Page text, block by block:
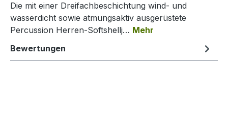
Die mit einer Dreifachbeschichtung wind- und
wasserdicht sowie atmungsaktiv ausgerüstete
Percussion Herren-Softshellj… Mehr
Bewertungen